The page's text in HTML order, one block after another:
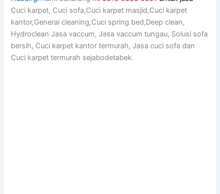
Cuci karpet, Cuci sofa,Cuci karpet masjid,Cuci karpet
kantor,General cleaning,Cuci spring bed,Deep clean,
Hydroclean Jasa vaccum, Jasa vaccum tungau, Solusi sofa
bersih, Cuci karpet kantor termurah, Jasa cuci sofa dan
Cuci karpet termurah sejabodetabek.